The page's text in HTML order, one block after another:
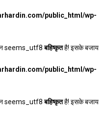
public_html/wp-
seems_utf8बहिष्कृतहै! इसके बजाय
public_html/wp-
seems_utf8बहिष्कृतहै! इसके बजाय